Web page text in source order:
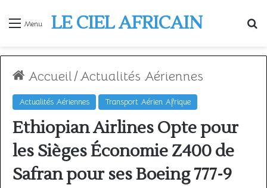
Menu LE CIEL AFRICAIN
Accueil/Actualités Aériennes
Actualités Aériennes Transport Aérien Afrique
Ethiopian Airlines Opte pour
les Sièges Économie Z400 de
Safran pour ses Boeing 777-9